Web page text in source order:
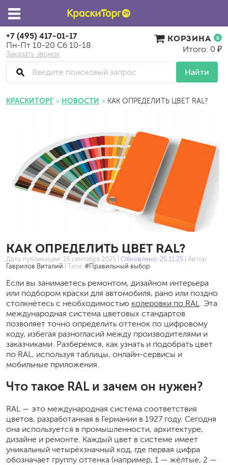
+7 (495) 417-01-17
Пн-Пт 10-20 Сб 10-18
Заказать звонок
Найти
КОРЗИНА 0
Итого: 0 ₽
КРАСКИТОРГ НОВОСТИ КАК ОПРЕДЕЛИТЬ ЦВЕТ RAL?
КАК ОПРЕДЕЛИТЬ ЦВЕТ RAL?
Дата публикации: 16 сентября 2025 Обновлено: 25.11.25 | Автор:
Гаврилов Виталий | Теги: #Правильный выбор
Если вы занимаетесь ремонтом, дизайном интерьера
или подбором краски для автомобиля, рано или поздно
столкнётесь с необходимостью колеровки по RAL
. Эта
международная система цветовых стандартов
позволяет точно определить оттенок по цифровому
коду, избегая разногласий между производителями и
заказчиками. Разберёмся, как узнать и подобрать цвет
по RAL, используя таблицы, онлайн-сервисы и
мобильные приложения.
Что такое RAL и зачем он нужен?
RAL — это международная система соответствия
цветов, разработанная в Германии в 1927 году. Сегодня
она используется в промышленности, архитектуре,
дизайне и ремонте. Каждый цвет в системе имеет
уникальный четырёхзначный код, где первая цифра
обозначает группу оттенка (например, 1 — жёлтые, 2 —